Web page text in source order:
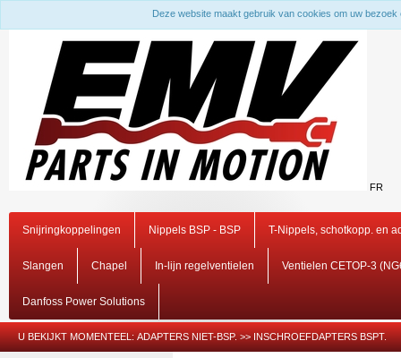
Deze website maakt gebruik van cookies om uw
FR
Snijringkoppelingen Nippels BSP - BSP T-Nippels, schotkopp. en
Slangen Chapel In-lijn regelventielen Ventielen CETOP-3
Danfoss Power Solutions
U BEKIJKT MOMENTEEL: ADAPTERS NIET-BSP.>>INSCHROEFDAPTERS BSPT.